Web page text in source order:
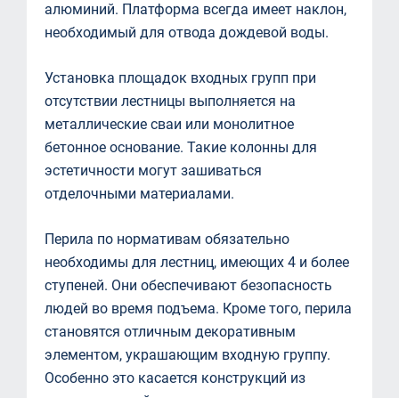
алюминий. Платформа всегда имеет наклон,
необходимый для отвода дождевой воды.
Установка площадок входных групп при
отсутствии лестницы выполняется на
металлические сваи или монолитное
бетонное основание. Такие колонны для
эстетичности могут зашиваться
отделочными материалами.
Перила по нормативам обязательно
необходимы для лестниц, имеющих 4 и более
ступеней. Они обеспечивают безопасность
людей во время подъема. Кроме того, перила
становятся отличным декоративным
элементом, украшающим входную группу.
Особенно это касается конструкций из